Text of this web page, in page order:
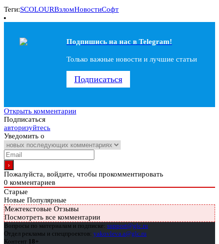
Теги:SCOLOURВзломНовостиСофт
Подпишись на наc в Telegram!
Только важные новости и лучшие статьи
Подписаться
Открыть комментарии
Подписаться
авторизуйтесь
Уведомить о
Пожалуйста, войдите, чтобы прокомментировать
0 комментариев
Старые
Новые Популярные
Межтекстовые Отзывы
Посмотреть все комментарии
Вопросы по материалам и подписке: support@glc.ru
Отдел рекламы и спецпроектов: yakovleva.a@glc.ru
Контент 18+